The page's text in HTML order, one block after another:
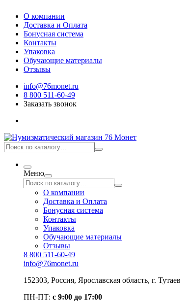
О компании
Доставка и Оплата
Бонусная система
Контакты
Упаковка
Обучающие материалы
Отзывы
info@76monet.ru
8 800 511-60-49
Заказать звонок
Меню
О компании
Доставка и Оплата
Бонусная система
Контакты
Упаковка
Обучающие материалы
Отзывы
8 800 511-60-49
info@76monet.ru
152303, Россия, Ярославская область, г. Тутаев
ПН-ПТ: с 9:00 до 17:00